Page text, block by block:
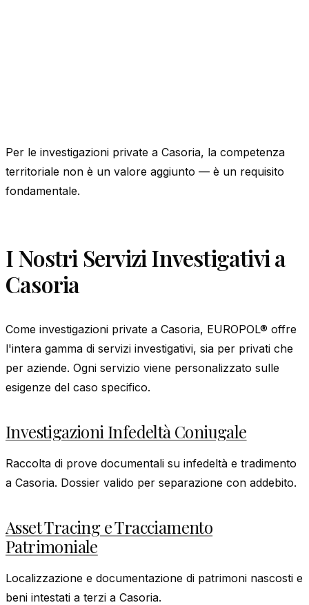
Per le investigazioni private a Casoria, la competenza
territoriale non è un valore aggiunto — è un requisito
fondamentale.
I Nostri Servizi Investigativi a
Casoria
Come investigazioni private a Casoria, EUROPOL® offre
l'intera gamma di servizi investigativi, sia per privati che
per aziende. Ogni servizio viene personalizzato sulle
esigenze del caso specifico.
Investigazioni Infedeltà Coniugale
Raccolta di prove documentali su infedeltà e tradimento
a Casoria. Dossier valido per separazione con addebito.
Asset Tracing e Tracciamento
Patrimoniale
Localizzazione e documentazione di patrimoni nascosti e
beni intestati a terzi a Casoria.